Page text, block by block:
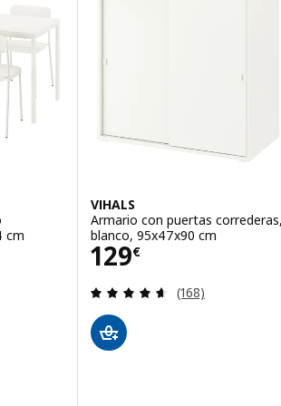
Mesa y dos sillas, mesa plegable blanco/
cm
5 de 5 estrellas. Total opiniones:
Mesa y 4 sillas, blanco blanco/blanco
VIHALS
Armario con puertas
blanco, 95x47x90 cm
129€
Precio 129€
Revisa: 4.6 de
(168)